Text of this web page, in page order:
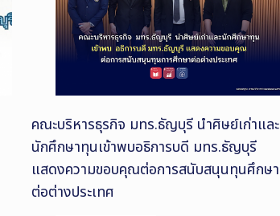
คณะบริหารธุรกิจ มทร.ธัญบุรี นำศิษย์เก่าและ
นักศึกษาทุนเข้าพบอธิการบดี มทร.ธัญบุรี
แสดงความขอบคุณต่อการสนับสนุนทุนศึกษา
ต่อต่างประเทศ